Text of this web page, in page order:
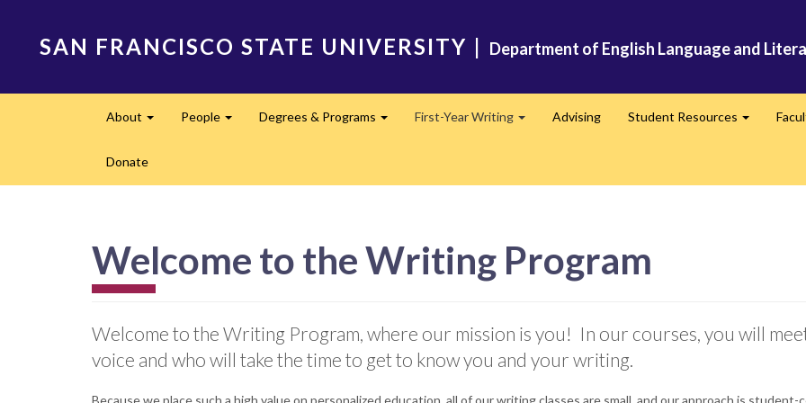
SAN FRANCISCO STATE UNIVERSITY | Department of English Language and
navigation
About People Degrees & Programs First-Year Writing Advising Student Resources
Donate
Welcome to the Writing Program
Welcome to the Writing Program, where our mission is you! In our courses, you will
voice and who will take the time to get to know you and your writing.